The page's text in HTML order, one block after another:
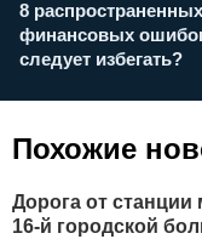
8 распространенных
финансовых
следует избегать?
Похожие
Дорога от станции
16-й городской